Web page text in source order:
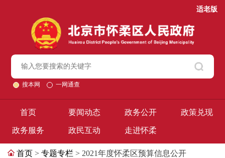
适老版
搜本网 一网通查
首页 要闻动态 政务公开 政策兑现
政务服务 政民互动 走进怀柔
首页 > 专题专栏 > 2021年度怀柔区预算信息公开